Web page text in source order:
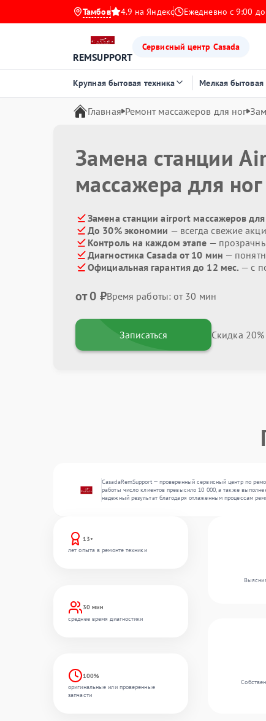
Тамбов 4.9 на Яндекс Ежедневно с 9:00
REMSUPPORT
Сервисный центр Casada
Крупная бытовая техника Мелкая бытовая
Главная Ремонт массажеров для ног
Замена станции
массажера для ног
Замена станции airport массажеров для
До 30% экономии — всегда свежие
Контроль на каждом этапе —
Диагностика Casada от 10 мин —
Официальная гарантия до 12 мес. — с
от 0 ₽Время работы: от 30 мин
Записаться Скидка
CasadaRemSupport — проверенный сервисный центр по
работы число клиентов превысило 10 000, а также
надежный результат благодаря отлаженным процессам
13+
лет опыта в ремонте техники
30 мин
среднее время диагностики
100%
оригинальные или проверенные
запчасти